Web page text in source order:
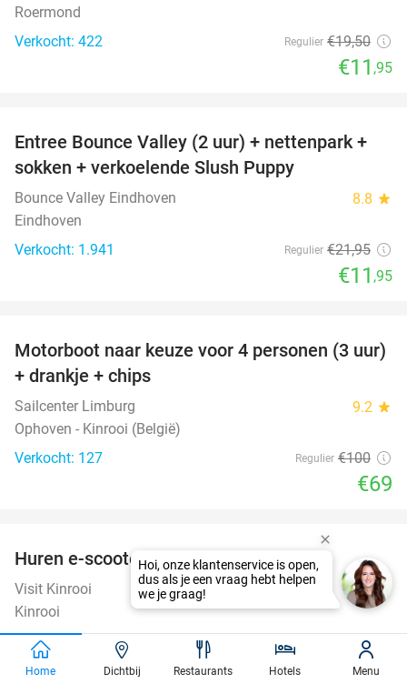
Roermond
Verkocht: 422
Regulier €19,50
€11 ,95
46%
Entree Bounce Valley (2 uur) + nettenpark +
sokken + verkoelende Slush Puppy
Bounce Valley Eindhoven 8.8 star
Eindhoven
Verkocht: 1.941
Regulier €21,95
€11 ,95
31%
Motorboot naar keuze voor 4 personen (3 uur)
+ drankje + chips
Sailcenter Limburg 9.2 star
Ophoven - Kinrooi (België)
Verkocht: 127
Regulier €100
€69
55%
Huren e-scooter (6 uur)
Visit Kinrooi 10.0star
Kinrooi
Verkocht: 134
€65
€29,50
Home Dichtbij Restaurants Hotels Menu